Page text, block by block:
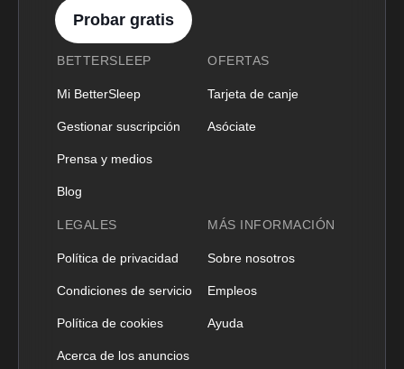
Probar gratis
BETTERSLEEP
Mi BetterSleep
Gestionar suscripción
Prensa y medios
Blog
OFERTAS
Tarjeta de canje
Asóciate
LEGALES
Política de privacidad
Condiciones de servicio
Política de cookies
Acerca de los anuncios
MÁS INFORMACIÓN
Sobre nosotros
Empleos
Ayuda